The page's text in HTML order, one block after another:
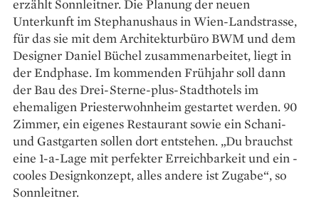
erzählt Sonnleitner. Die Planung der ­neuen
Unterkunft im Stephanushaus in Wien-Landstrasse,
für das sie mit dem Architekturbüro BWM und dem
Designer Daniel Büchel zusammenarbeitet, liegt in
der Endphase. Im kommenden Frühjahr soll dann
der Bau des Drei-Sterne-plus-Stadthotels im
ehemaligen Priesterwohnheim gestartet werden. 90
Zimmer, ein ­eigenes Restaurant sowie ein ­Schani-
und Gastgarten sollen dort entstehen. „Du brauchst
eine 1-a-­Lage mit perfekter Erreichbarkeit und ein ­
cooles Designkonzept, alles andere ist Zu­gabe“, so
Sonnleitner.